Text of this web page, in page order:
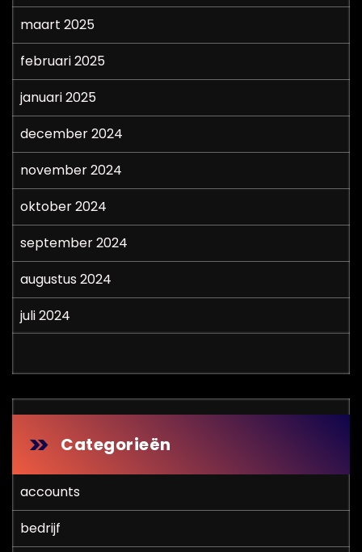
maart 2025
februari 2025
januari 2025
december 2024
november 2024
oktober 2024
september 2024
augustus 2024
juli 2024
Categorieën
accounts
bedrijf